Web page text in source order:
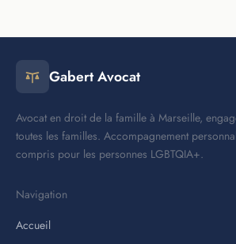
Gabert Avocat
Avocat en droit de la famille à Marseille,
toutes les familles. Accompagnement
compris pour les personnes LGBTQIA+.
Navigation
Accueil